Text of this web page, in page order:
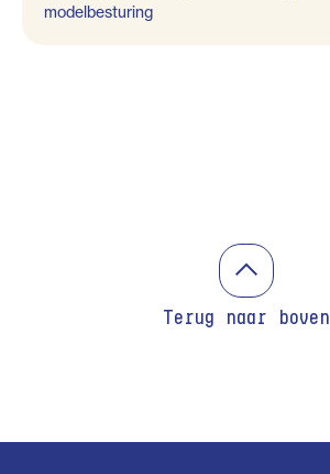
modelbesturing
Terug naar boven